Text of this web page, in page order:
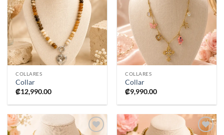
Añadir
a la
lista de
deseos
COLLARES
Collar
₡12,990.00
Añadir
COLLARES
Collar
₡9,990.00